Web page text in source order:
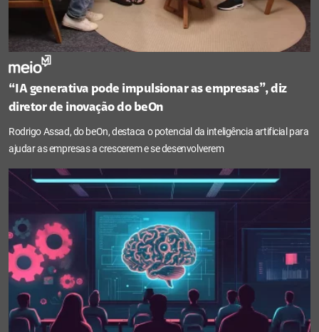
“IA generativa pode impulsionar as empresas”, diz
diretor de inovação do beOn
Rodrigo Assad, do beOn, destaca o potencial da inteligência artificial para
ajudar as empresas a crescerem e se desenvolverem